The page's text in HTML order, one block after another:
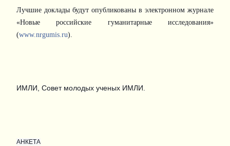
Лучшие доклады будут опубликованы в электронном журнале
«Новые российские гуманитарные исследования»
(www.nrgumis.ru).
ИМЛИ, Совет молодых ученых ИМЛИ.
АНКЕТА